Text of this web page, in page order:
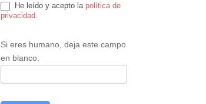
He leído y acepto la política de
privacidad.
Si eres humano, deja este campo
en blanco.